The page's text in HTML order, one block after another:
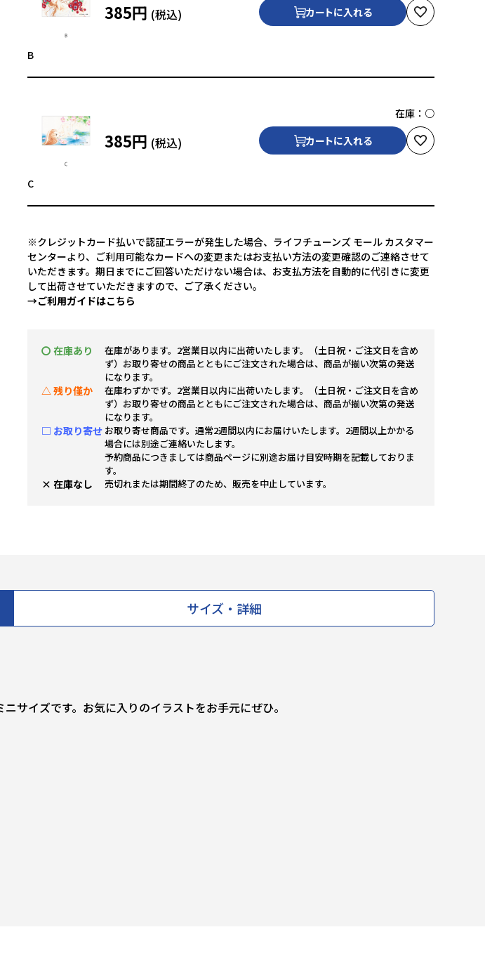
B
385円 カートに入れる
C
在庫： ○
385円 カートに入れる
※クレジットカード払いで認証エラーが発生した場合、ライフチューンズ モール カスタマー
センターより、ご利用可能なカードへの変更またはお支払い方法の変更確認のご連絡させて
いただきます。期日までにご回答いただけない場合は、お支払方法を自動的に代引きに変更
して出荷させていただきますので、ご了承ください。
→ご利用ガイドはこちら
〇 在庫あり
在庫があります。2営業日以内に出荷いたします。（土日祝・ご注文日を含め
ず）お取り寄せの商品とともにご注文された場合は、商品が揃い次第の発送
になります。
△ 残り僅か
在庫わずかです。2営業日以内に出荷いたします。（土日祝・ご注文日を含め
ず）お取り寄せの商品とともにご注文された場合は、商品が揃い次第の発送
になります。
□ お取り寄せ お取り寄せ商品です。通常2週間以内にお届けいたします。2週間以上かかる
場合には別途ご連絡いたします。
予約商品につきましては商品ページに別途お届け目安時期を記載しておりま
す。
× 在庫なし 売切れまたは期間終了のため、販売を中止しています。
サイズ・詳細
サイズです。お気に入りのイラストをお手元にぜひ。